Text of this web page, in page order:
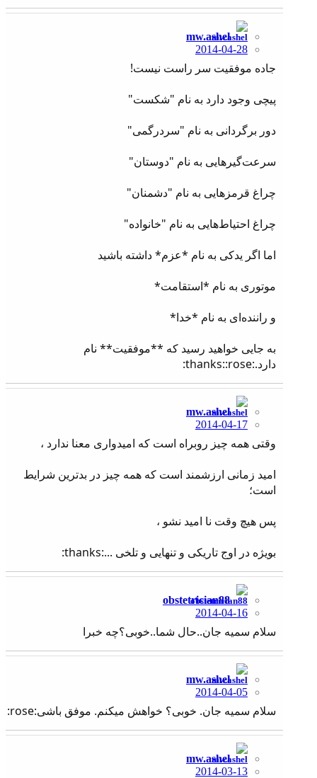
mw.ashel
2014-04-28
جاده موفقیت سر راست نیست!
پیچی وجود دارد به نام "شکست"
دور برگردانی به نام "سردرگمی"
سرعت‌گیرهایی به نام "دوستان"
چراغ قرمزهایی به نام "دشمنان"
چراغ احتیاط‌هایی به نام "خانواده"
اما اگر یدکی به نام *عزم* داشته باشید
موتوری به نام *استقامت*
و راننده‌ای به نام *خدا*
به جایی خواهید رسید که **موفقیت** نام
دارد.:thanks::rose:
mw.ashel
2014-04-17
وقتی همه چیز روبراه است که امیدواری معنا ندارد ،
امید زمانی ارزشمند است که همه چیز در بدترین شرایط
است؛
پس هیچ وقت نا امید نشو ،
بویژه در اوج تاریکی و تنهایی و تلخی ...:thanks:
obstetrician88
2014-04-16
سلام سمیه جان..حال شما..خوبی؟چه خبرا
mw.ashel
2014-04-05
سلام سمیه جان. خوبی؟ خواهش میکنم. موفق باشی:rose:
mw.ashel
2014-03-13